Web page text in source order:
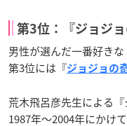
第3位：『 ジョジ
男性が選んだ一番好き
第3位には『ジョジョの
荒木飛呂彦先生による『
1987年〜2004年にかけ